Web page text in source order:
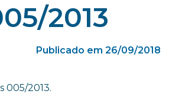
2013
Publicado em 26/09/2018
005/2013.